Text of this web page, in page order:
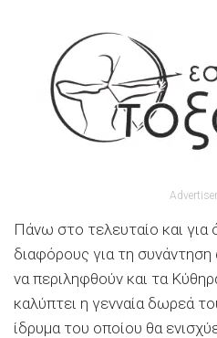
Πάνω στο τελευταίο και
διαφόρους για τη
να περιληφθούν και τα
καλύπτει η γενναία δωρεά
ίδρυμα του οποίου θα